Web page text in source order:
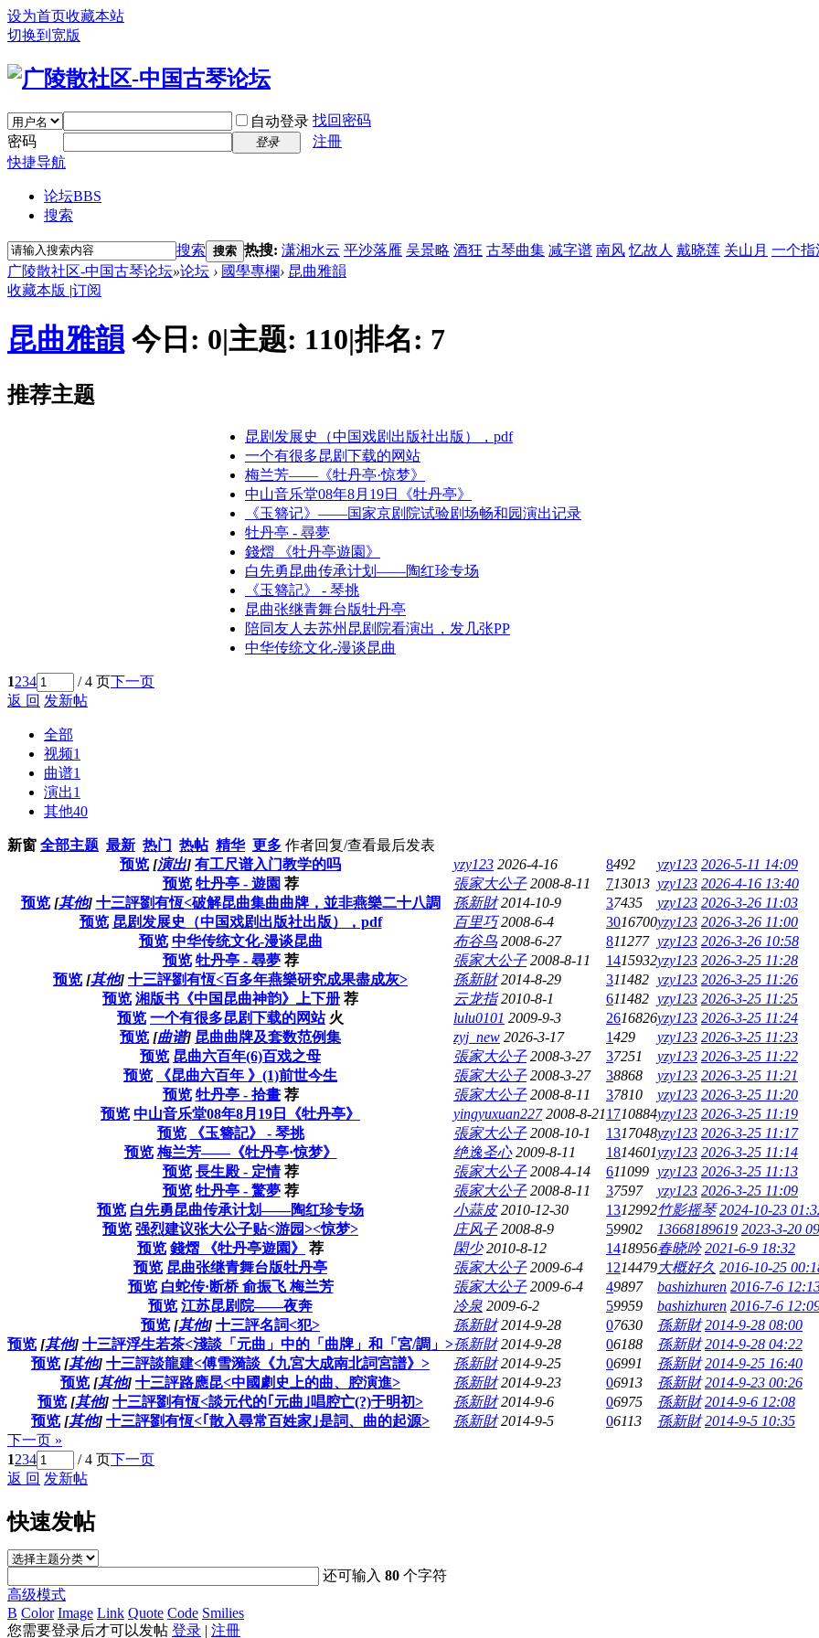
设为首页收藏本站
切换到宽版
自动登录 找回密码
密码
登录
注冊
快捷导航
论坛BBS
搜索
搜索 搜索 热搜: 潇湘水云 平沙落雁 吴景略 酒狂 古琴曲集 减字谱 南风 忆故人 戴晓莲 关山月 一个指
广陵散社区-中国古琴论坛»论坛 › 國學專欄› 昆曲雅韻
收藏本版 |订阅
昆曲雅韻 今日: 0|主题: 110|排名: 7
推荐主题
昆剧发展史（中国戏剧出版社出版），pdf
一个有很多昆剧下载的网站
梅兰芳——《牡丹亭·惊梦》
中山音乐堂08年8月19日《牡丹亭》
《玉簪记》——国家京剧院试验剧场畅和园演出记录
牡丹亭 - 尋夢
錢熠 《牡丹亭遊園》
白先勇昆曲传承计划——陶红珍专场
《玉簪記》 - 琴挑
昆曲张继青舞台版牡丹亭
陪同友人去苏州昆剧院看演出，发几张PP
中华传统文化-漫谈昆曲
1234 / 4 页下一页
返 回 发新帖
全部
视频1
曲谱1
演出1
其他40
新窗 全部主题 最新 热门 热帖 精华 更多 作者回复/查看最后发表
预览 [演出] 有工尺谱入门教学的吗 yzy123 2026-4-16 8492 yzy123 2026-5-11 14:09
预览 牡丹亭 - 遊園 荐 張家大公子 2008-8-11 713013 yzy123 2026-4-16 13:40
预览 [其他] 十三評劉有恆<破解昆曲集曲曲牌，並非燕樂二十八調 孫新財 2014-10-9 37435 yzy123 2026-3-26 11:03
预览 昆剧发展史（中国戏剧出版社出版），pdf 百里巧 2008-6-4 3016700yzy123 2026-3-26 11:00
预览 中华传统文化-漫谈昆曲 布谷鸟 2008-6-27 811277 yzy123 2026-3-26 10:58
预览 牡丹亭 - 尋夢 荐 張家大公子 2008-8-11 1415932yzy123 2026-3-25 11:28
预览 [其他] 十三評劉有恆<百多年燕樂研究成果盡成灰> 孫新財 2014-8-29 311482 yzy123 2026-3-25 11:26
预览 湘版书《中国昆曲神韵》上下册 荐 云龙指 2010-8-1 611482 yzy123 2026-3-25 11:25
预览 一个有很多昆剧下载的网站 火 lulu0101 2009-9-3 2616826yzy123 2026-3-25 11:24
预览 [曲谱] 昆曲曲牌及套数范例集 zyj_new 2026-3-17 1429 yzy123 2026-3-25 11:23
预览 昆曲六百年(6)百戏之母 張家大公子 2008-3-27 37251 yzy123 2026-3-25 11:22
预览
《昆曲六百年 》(1)前世今生 張家大公子 2008-3-27 38868 yzy123 2026-3-25 11:21
预览 牡丹亭 - 拾畫 荐 張家大公子 2008-8-11 37810 yzy123 2026-3-25 11:20
预览 中山音乐堂08年8月19日《牡丹亭》 yingyuxuan227 2008-8-211710884yzy123 2026-3-25 11:19
预览
《玉簪記》 - 琴挑 張家大公子 2008-10-1 1317048yzy123 2026-3-25 11:17
预览 梅兰芳——《牡丹亭·惊梦》 绝逸圣心 2009-8-11 1814601yzy123 2026-3-25 11:14
预览 長生殿 - 定情 荐 張家大公子 2008-4-14 611099 yzy123 2026-3-25 11:13
预览 牡丹亭 - 驚夢 荐 張家大公子 2008-8-11 37597 yzy123 2026-3-25 11:09
预览 白先勇昆曲传承计划——陶红珍专场 小蒜皮 2010-12-30 1312992竹影摇琴 2024-10-23
预览 强烈建议张大公子贴<游园><惊梦> 庄风子 2008-8-9 59902 13668189619 2023-3-20
预览 錢熠 《牡丹亭遊園》 荐 閑少 2010-8-12 1418956春晓吟 2021-6-9 18:32
预览 昆曲张继青舞台版牡丹亭 張家大公子 2009-6-4 1214479大概好久 2016-10-25
预览 白蛇传·断桥 俞振飞 梅兰芳 張家大公子 2009-6-4 49897 bashizhuren 2016-7-6
预览 江苏昆剧院——夜奔 冷泉 2009-6-2 59959 bashizhuren 2016-7-6
预览 [其他] 十三評名詞<犯> 孫新財 2014-9-28 07630 孫新財 2014-9-28 08:00
预览 [其他] 十三評浮生若茶<淺談「元曲」中的「曲牌」和「宮/調」>孫新財 2014-9-28 06188 孫新財 2014-9-28 04:22
预览 [其他] 十三評談龍建<傅雪漪談《九宮大成南北詞宮譜》> 孫新財 2014-9-25 06991 孫新財 2014-9-25 16:40
预览 [其他] 十三評路應昆<中國劇史上的曲、腔演進> 孫新財 2014-9-23 06913 孫新財 2014-9-23 00:26
预览 [其他] 十三評劉有恆<談元代的｢元曲｣唱腔亡(?)于明初> 孫新財 2014-9-6 06975 孫新財 2014-9-6 12:08
预览 [其他] 十三評劉有恆<｢散入尋常百姓家｣是詞、曲的起源> 孫新財 2014-9-5 06113 孫新財 2014-9-5 10:35
下一页 »
1234 / 4 页下一页
返 回 发新帖
快速发帖
还可输入80 个字符
高级模式
B Color Image Link Quote Code Smilies
您需要登录后才可以发帖 登录 | 注冊